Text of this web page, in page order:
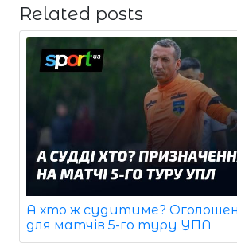
Related posts
А хто ж судитиме?
для матчів 5-го туру УПЛ